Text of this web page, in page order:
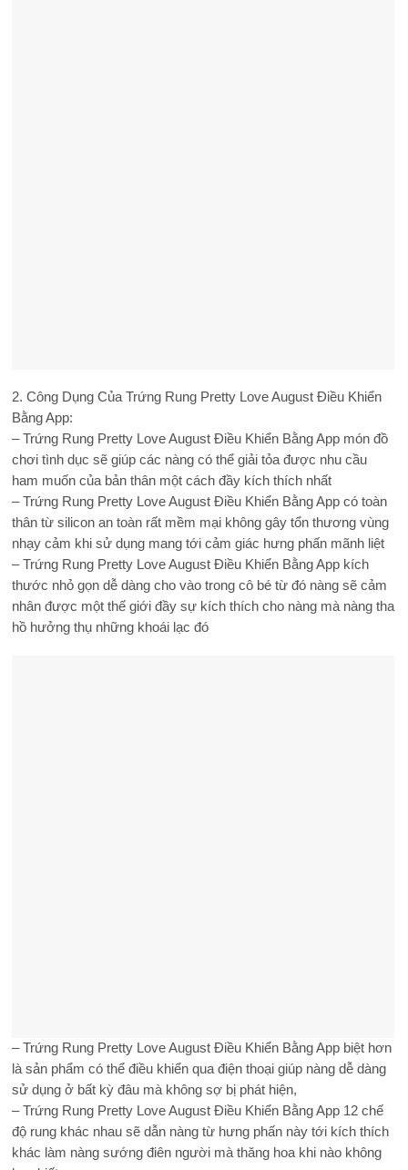
2. Công Dụng Của Trứng Rung Pretty Love August Điều Khiển
Bằng App:
– Trứng Rung Pretty Love August Điều Khiển Bằng App món đồ
chơi tình dục sẽ giúp các nàng có thể giải tỏa được nhu cầu
ham muốn của bản thân một cách đầy kích thích nhất
– Trứng Rung Pretty Love August Điều Khiển Bằng App có toàn
thân từ silicon an toàn rất mềm mại không gây tổn thương vùng
nhạy cảm khi sử dụng mang tới cảm giác hưng phấn mãnh liệt
– Trứng Rung Pretty Love August Điều Khiển Bằng App kích
thước nhỏ gọn dễ dàng cho vào trong cô bé từ đó nàng sẽ cảm
nhân được một thế giới đầy sự kích thích cho nàng mà nàng tha
hồ hưởng thụ những khoái lạc đó
– Trứng Rung Pretty Love August Điều Khiển Bằng App biệt hơn
là sản phẩm có thể điều khiển qua điện thoại giúp nàng dễ dàng
sử dụng ở bất kỳ đâu mà không sợ bị phát hiện,
– Trứng Rung Pretty Love August Điều Khiển Bằng App 12 chế
độ rung khác nhau sẽ dẫn nàng từ hưng phấn này tới kích thích
khác làm nàng sướng điên người mà thăng hoa khi nào không